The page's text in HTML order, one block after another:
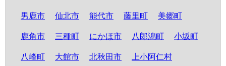
男鹿市 仙北市 能代市 藤里町 美郷町
鹿角市 三種町 にかほ市 八郎潟町 小坂町
八峰町 大館市 北秋田市 上小阿仁村